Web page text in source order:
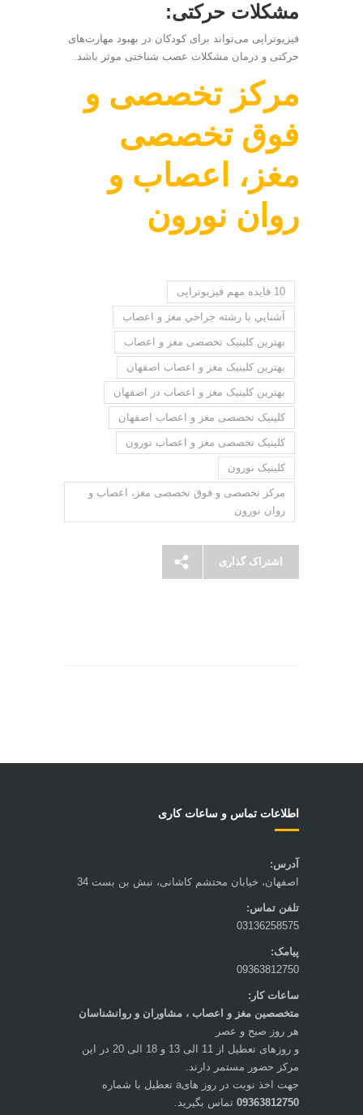
مشکلات حرکتی:
فیزیوتراپی می‌تواند برای کودکان در بهبود مهارت‌های
حرکتی و درمان مشکلات عصب شناختی موثر باشد.
مرکز تخصصی و
فوق تخصصی
مغز، اعصاب و
روان نورون
10 فایده مهم فیزیوتراپی
آشنايي با رشته جراحي مغز و اعصاب
بهترین کلینیک تخصصی مغز و اعصاب
بهترین کلینیک مغز و اعصاب اصفهان
بهترین کلینیک مغز و اعصاب در اصفهان
کلینیک تخصصی مغز و اعصاب اصفهان
کلینیک تخصصی مغز و اعصاب نورون
کلینیک نورون
مرکز تخصصی و فوق تخصصی مغز، اعصاب و
روان نورون
اشتراک گذاری
اطلاعات تماس و ساعات کاری
آدرس:
اصفهان، خیابان محتشم کاشانی، نبش بن بست 34
تلفن تماس:
03136258575
پیامک:
09363812750
ساعات کار:
متخصصين مغز و اعصاب ، مشاوران و روانشناسان
هر روز صبح و عصر
و روزهای تعطيل از 11 الی 13 و 18 الی 20 در این
مرکز حضور مستمر دارند.
جهت اخذ نوبت در روز هایa تعطيل با شماره
09363812750 تماس بگيرید.